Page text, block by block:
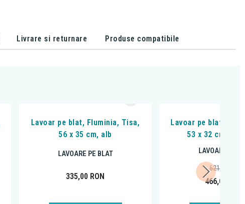
Livrare si returnare Produse compatibile
Lavoar pe blat, Fluminia, Tisa,
56 x 35 cm, alb
LAVOARE PE BLAT
335,00 RON
Lavoar pe blat,
53 x 32 cm, alb
LAVOARE PE
466,00
621,82